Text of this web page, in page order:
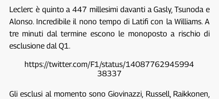
Leclerc è quinto a 447 millesimi davanti a Gasly, Tsunoda e
Alonso. Incredibile il nono tempo di Latifi con la Williams. A
tre minuti dal termine escono le monoposto a rischio di
esclusione dal Q1.
https://twitter.com/F1/status/14087762945994
38337
Gli esclusi al momento sono Giovinazzi, Russell, Raikkonen,